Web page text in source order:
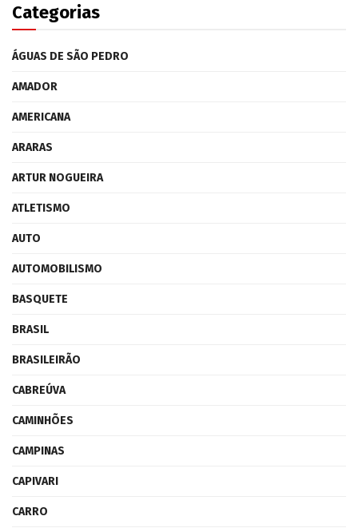
Categorias
ÁGUAS DE SÃO PEDRO
AMADOR
AMERICANA
ARARAS
ARTUR NOGUEIRA
ATLETISMO
AUTO
AUTOMOBILISMO
BASQUETE
BRASIL
BRASILEIRÃO
CABREÚVA
CAMINHÕES
CAMPINAS
CAPIVARI
CARRO